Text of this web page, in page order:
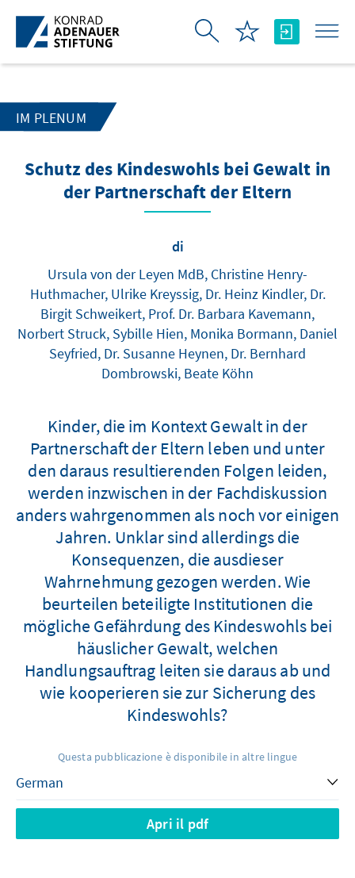
Skip to Main Content
IM PLENUM
Schutz des Kindeswohls bei Gewalt in
der Partnerschaft der Eltern
di
Ursula von der Leyen MdB, Christine Henry-
Huthmacher, Ulrike Kreyssig, Dr. Heinz Kindler, Dr.
Birgit Schweikert, Prof. Dr. Barbara Kavemann,
Norbert Struck, Sybille Hien, Monika Bormann, Daniel
Seyfried, Dr. Susanne Heynen, Dr. Bernhard
Dombrowski, Beate Köhn
Kinder, die im Kontext Gewalt in der
Partnerschaft der Eltern leben und unter
den daraus resultierenden Folgen leiden,
werden inzwischen in der Fachdiskussion
anders wahrgenommen als noch vor einigen
Jahren. Unklar sind allerdings die
Konsequenzen, die ausdieser
Wahrnehmung gezogen werden. Wie
beurteilen beteiligte Institutionen die
mögliche Gefährdung des Kindeswohls bei
häuslicher Gewalt, welchen
Handlungsauftrag leiten sie daraus ab und
wie kooperieren sie zur Sicherung des
Kindeswohls?
Questa pubblicazione è disponibile in altre lingue
Apri il pdf